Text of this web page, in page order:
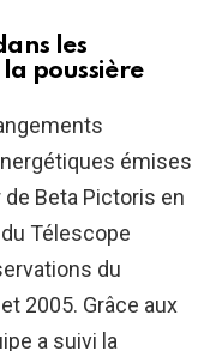
les
poussière
émises
Beta Pictoris en
Télescope
du
2005. Grâce aux
a suivi la